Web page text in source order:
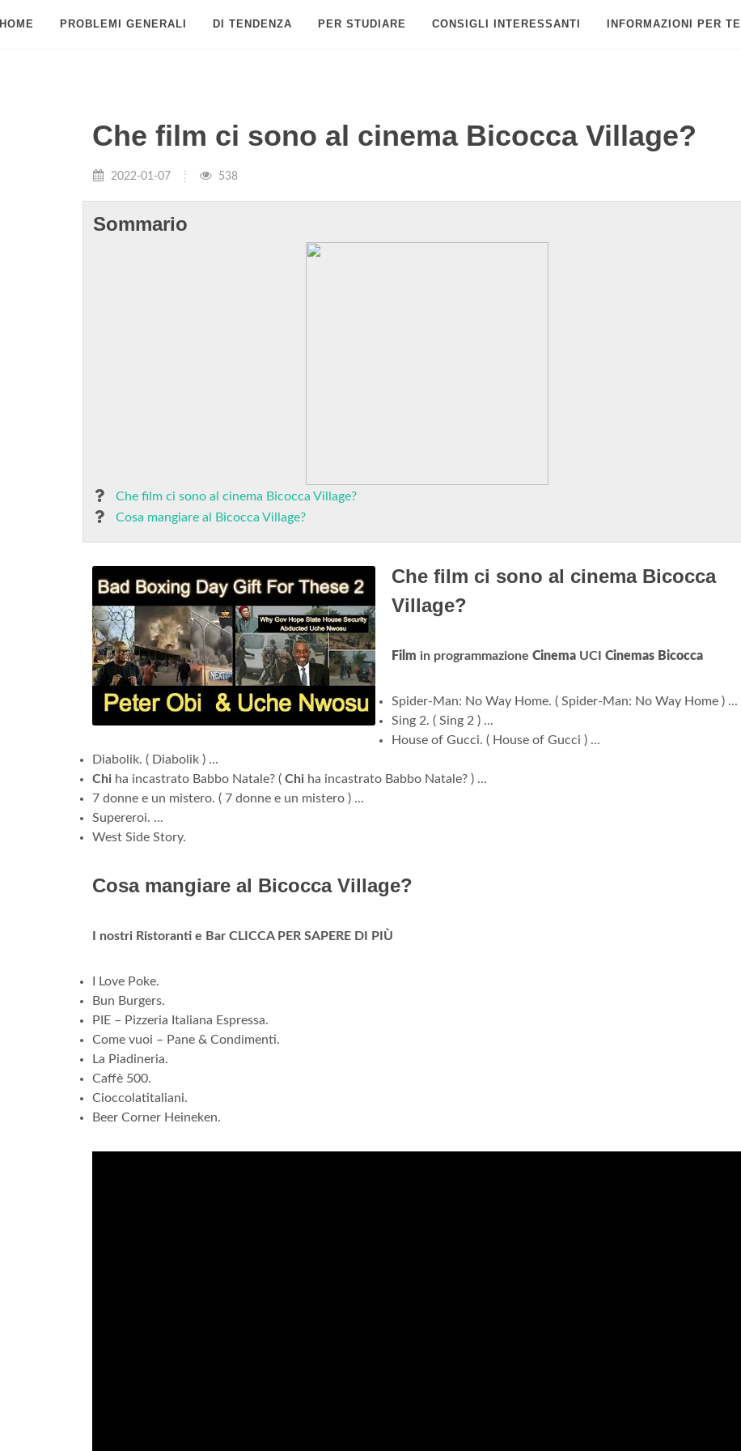
PROBLEMI GENERALI DI TENDENZA PER STUDIARE CONSIGLI INTERESSANTI INFORMAZIONI PER TE
Che film ci sono al cinema Bicocca Village?
2022-01-07 538
Sommario
Che film ci sono al cinema Bicocca Village?
Cosa mangiare al Bicocca Village?
Che film ci sono al cinema Bicocca
Village?
Film in programmazione Cinema UCI Cinemas Bicocca
Spider-Man: No Way Home. ( Spider-Man: No Way Home ) ...
Sing 2. ( Sing 2 ) ...
House of Gucci. ( House of Gucci ) ...
Diabolik. ( Diabolik ) ...
Chi ha incastrato Babbo Natale? ( Chi ha incastrato Babbo Natale? ) ...
7 donne e un mistero. ( 7 donne e un mistero ) ...
Supereroi. ...
West Side Story.
Cosa mangiare al Bicocca Village?
I nostri Ristoranti e Bar CLICCA PER SAPERE DI PIÙ
I Love Poke.
Bun Burgers.
PIE – Pizzeria Italiana Espressa.
Come vuoi – Pane & Condimenti.
La Piadineria.
Caffè 500.
Cioccolatitaliani.
Beer Corner Heineken.